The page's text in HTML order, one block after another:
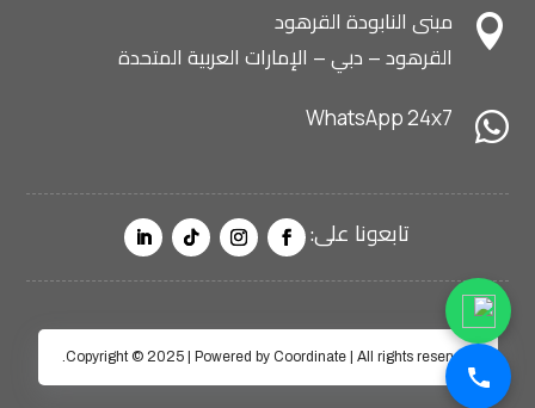

مبنى النابودة القرهود
القرهود – دبي – الإمارات العربية المتحدة

WhatsApp 24x7
Copyright © 2025 | Powered by Coordinate | All rights reserved.